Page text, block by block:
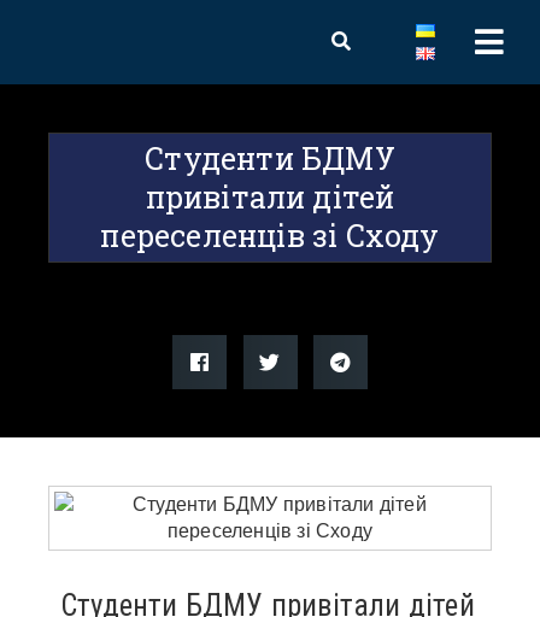
Студенти БДМУ
привітали дітей
переселенців зі Сходу
Студенти БДМУ привітали дітей